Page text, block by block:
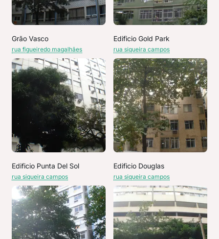
Grão Vasco
rua figueiredo magalhães
Edificio Gold Park
rua siqueira campos
Edificio Punta Del Sol
rua siqueira campos
Edificio Douglas
rua siqueira campos